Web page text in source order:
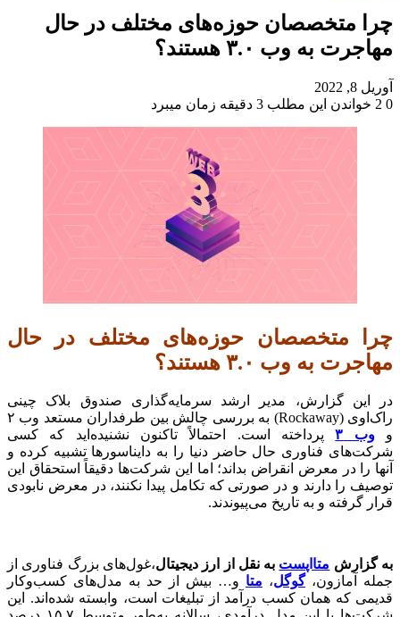
چرا متخصصان حوزه‌های مختلف در حال
مهاجرت به وب ۳.۰ هستند؟
آوریل 8, 2022
0
خواندن این مطلب 3 دقیقه زمان میبرد
چرا متخصصان حوزه‌های مختلف در حال
مهاجرت به وب ۳.۰ هستند؟
در این گزارش، مدیر ارشد سرمایه‌گذاری صندوق بلاک چینی
راک‌اوی (Rockaway) به بررسی چالش بین طرفداران مستعد وب ۲
ووب ۳
پرداخته است. احتمالاً تاکنون نشنیده‌اید که کسی
شرکت‌های فناوری حال حاضر دنیا را به دایناسورها تشبیه کرده و
آنها را در معرض انقراض بداند؛ اما این شرکت‌ها دقیقاً استحقاق این
توصیف را دارند و در صورتی که تکامل پیدا نکنند، در معرض نابودی
قرار گرفته و به تاریخ می‌پیوندند.
به گزارش متااپست به نقل از ارز دیجیتال،غول‌های بزرگ فناوری از
جمله آمازون، گوگل، متا و… بیش از حد به مدل‌های کسب‌و‌کار
قدیمی که همان کسب درآمد از تبلیغات است، وابسته شده‌اند. این